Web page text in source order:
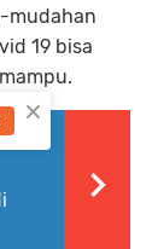
mudahan
19 bisa
×